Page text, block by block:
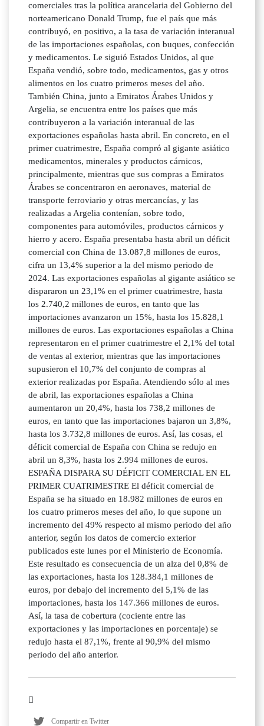
comerciales tras la política arancelaria del Gobierno del
norteamericano Donald Trump, fue el país que más
contribuyó, en positivo, a la tasa de variación interanual
de las importaciones españolas, con buques, confección
y medicamentos. Le siguió Estados Unidos, al que
España vendió, sobre todo, medicamentos, gas y otros
alimentos en los cuatro primeros meses del año.
También China, junto a Emiratos Árabes Unidos y
Argelia, se encuentra entre los países que más
contribuyeron a la variación interanual de las
exportaciones españolas hasta abril. En concreto, en el
primer cuatrimestre, España compró al gigante asiático
medicamentos, minerales y productos cárnicos,
principalmente, mientras que sus compras a Emiratos
Árabes se concentraron en aeronaves, material de
transporte ferroviario y otras mercancías, y las
realizadas a Argelia contenían, sobre todo,
componentes para automóviles, productos cárnicos y
hierro y acero. España presentaba hasta abril un déficit
comercial con China de 13.087,8 millones de euros,
cifra un 13,4% superior a la del mismo periodo de
2024. Las exportaciones españolas al gigante asiático se
dispararon un 23,1% en el primer cuatrimestre, hasta
los 2.740,2 millones de euros, en tanto que las
importaciones avanzaron un 15%, hasta los 15.828,1
millones de euros. Las exportaciones españolas a China
representaron en el primer cuatrimestre el 2,1% del total
de ventas al exterior, mientras que las importaciones
supusieron el 10,7% del conjunto de compras al
exterior realizadas por España. Atendiendo sólo al mes
de abril, las exportaciones españolas a China
aumentaron un 20,4%, hasta los 738,2 millones de
euros, en tanto que las importaciones bajaron un 3,8%,
hasta los 3.732,8 millones de euros. Así, las cosas, el
déficit comercial de España con China se redujo en
abril un 8,3%, hasta los 2.994 millones de euros.
ESPAÑA DISPARA SU DÉFICIT COMERCIAL EN EL
PRIMER CUATRIMESTRE El déficit comercial de
España se ha situado en 18.982 millones de euros en
los cuatro primeros meses del año, lo que supone un
incremento del 49% respecto al mismo periodo del año
anterior, según los datos de comercio exterior
publicados este lunes por el Ministerio de Economía.
Este resultado es consecuencia de un alza del 0,8% de
las exportaciones, hasta los 128.384,1 millones de
euros, por debajo del incremento del 5,1% de las
importaciones, hasta los 147.366 millones de euros.
Así, la tasa de cobertura (cociente entre las
exportaciones y las importaciones en porcentaje) se
redujo hasta el 87,1%, frente al 90,9% del mismo
periodo del año anterior.
Compartir en Twitter